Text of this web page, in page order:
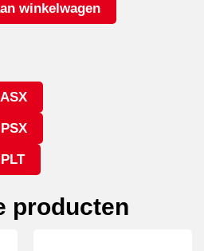
winkelwagen
producten